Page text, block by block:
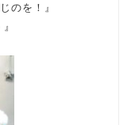
のを！』